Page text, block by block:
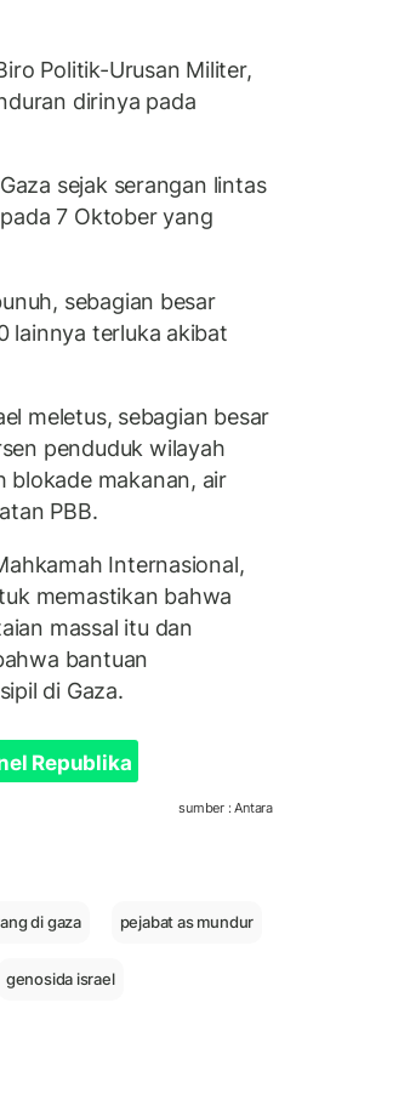
Politik-Urusan Militer,
dirinya pada
sejak serangan lintas
7 Oktober yang
sebagian besar
lainnya terluka akibat
meletus, sebagian besar
penduduk wilayah
blokade makanan, air
PBB.
Internasional,
memastikan bahwa
massal itu dan
bantuan
di Gaza.
Republika
sumber : Antara
di gaza pejabat as mundur
genosida israel